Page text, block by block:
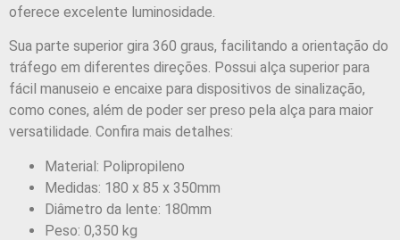
oferece excelente luminosidade.
Sua parte superior gira 360 graus, facilitando a orientação do
tráfego em diferentes direções. Possui alça superior para
fácil manuseio e encaixe para dispositivos de sinalização,
como cones, além de poder ser preso pela alça para maior
versatilidade. Confira mais detalhes:
Material: Polipropileno
Medidas: 180 x 85 x 350mm
Diâmetro da lente: 180mm
Peso: 0,350 kg